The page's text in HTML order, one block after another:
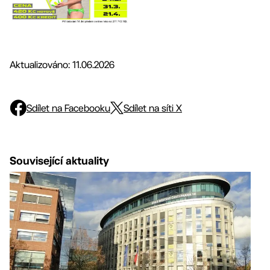
Aktualizováno: 11.06.2026
Sdílet na Facebooku Sdílet na síti X
Související aktuality